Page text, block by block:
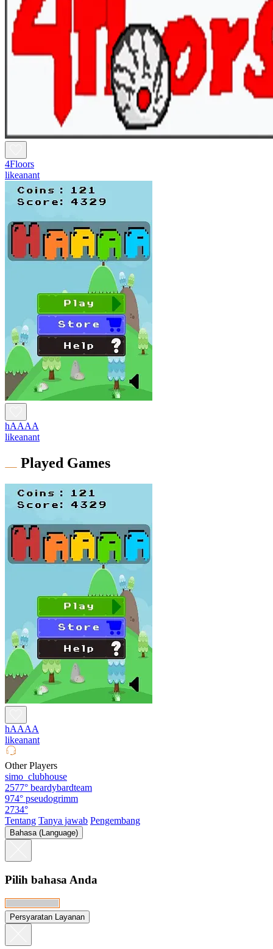
4Floors
likeanant
hAAAA
likeanant
Played Games
hAAAA
likeanant
Other Players
simo_clubhouse
2577° beardybardteam
974° pseudogrimm
2734°
Tentang Tanya jawab Pengembang
Bahasa (Language)
Pilih bahasa Anda
Persyaratan Layanan